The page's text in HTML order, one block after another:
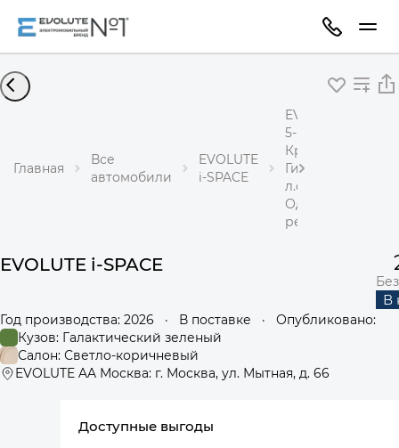
Главная
Все
автомобили
EVOLUTE
i-SPACE
EVOLUTE i-SPACE
5-местный
Кроссовер
Гибрид 1,5 л 218
л.с.
редуктор
EVOLUTE i-SPACE
Год производства: 2026 · В поставке ·
Опубликовано:
Кузов: Галактический зеленый
Салон: Светло-коричневый
EVOLUTE AA Москва: г. Москва, ул. Мытная, д. 66
В
Доступные выгоды